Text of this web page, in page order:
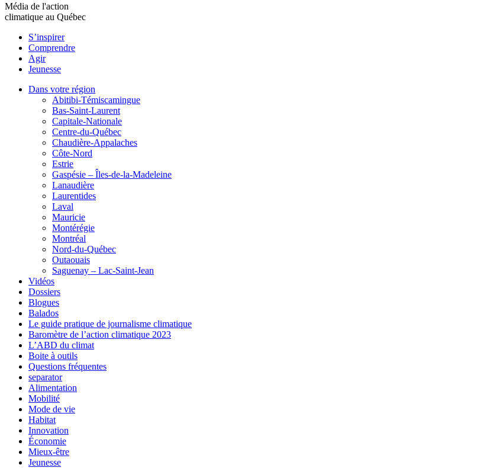
Média de l'action
climatique au Québec
S’inspirer
Comprendre
Agir
Jeunesse
Dans votre région
Abitibi-Témiscamingue
Bas-Saint-Laurent
Capitale-Nationale
Centre-du-Québec
Chaudière-Appalaches
Côte-Nord
Estrie
Gaspésie – Îles-de-la-Madeleine
Lanaudière
Laurentides
Laval
Mauricie
Montérégie
Montréal
Nord-du-Québec
Outaouais
Saguenay – Lac-Saint-Jean
Vidéos
Dossiers
Blogues
Balados
Le guide pratique de journalisme climatique
Baromètre de l’action climatique 2023
L’ABD du climat
Boite à outils
Questions fréquentes
separator
Alimentation
Mobilité
Mode de vie
Habitat
Innovation
Économie
Mieux-être
Jeunesse